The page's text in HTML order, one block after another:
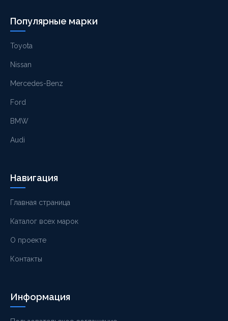
Популярные марки
Toyota
Nissan
Mercedes-Benz
Ford
BMW
Audi
Навигация
Главная страница
Каталог всех марок
О проекте
Контакты
Информация